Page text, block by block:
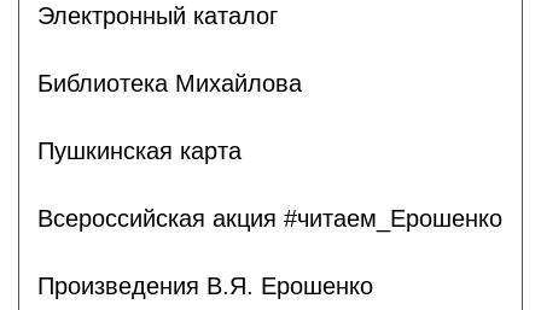
Электронный каталог
Библиотека Михайлова
Пушкинская карта
Всероссийская акция #читаем_Ерошенко
Произведения В.Я. Ерошенко